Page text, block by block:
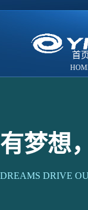
首页
有梦想
DREAMS DRIVE